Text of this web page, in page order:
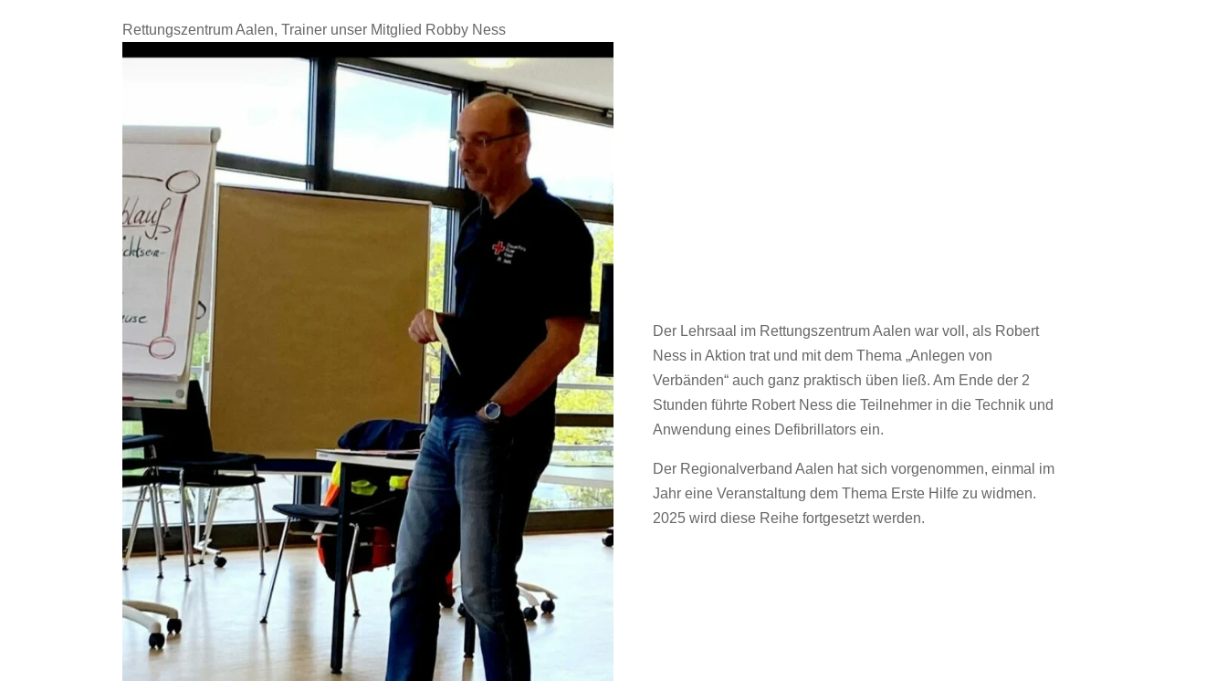
Rettungszentrum Aalen, Trainer unser Mitglied Robby Ness
Der Lehrsaal im Rettungszentrum Aalen war voll, als Robert
Ness in Aktion trat und mit dem Thema „Anlegen von
Verbänden“ auch ganz praktisch üben ließ. Am Ende der 2
Stunden führte Robert Ness die Teilnehmer in die Technik und
Anwendung eines Defibrillators ein.
Der Regionalverband Aalen hat sich vorgenommen, einmal im
Jahr eine Veranstaltung dem Thema Erste Hilfe zu widmen.
2025 wird diese Reihe fortgesetzt werden.